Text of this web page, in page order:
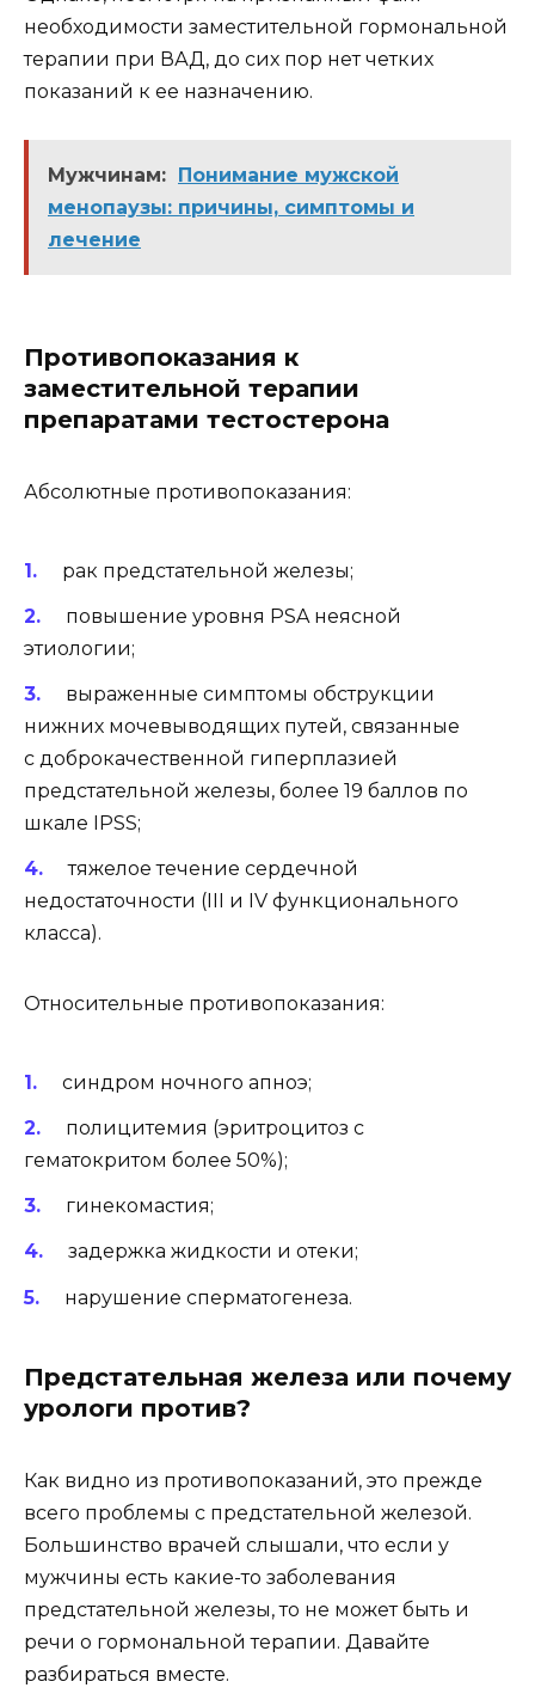
необходимости заместительной гормональной
терапии при ВАД, до сих пор нет четких
показаний к ее назначению.
Мужчинам:
Понимание мужской
менопаузы: причины, симптомы и
лечение
Противопоказания к
заместительной терапии
препаратами тестостерона
Абсолютные противопоказания:
рак предстательной железы;
повышение уровня PSA неясной
этиологии;
выраженные симптомы обструкции
нижних мочевыводящих путей, связанные
с доброкачественной гиперплазией
предстательной железы, более 19 баллов по
шкале IPSS;
тяжелое течение сердечной
недостаточности (III и IV функционального
класса).
Относительные противопоказания:
синдром ночного апноэ;
полицитемия (эритроцитоз с
гематокритом более 50%);
гинекомастия;
задержка жидкости и отеки;
нарушение сперматогенеза.
Предстательная железа или почему
урологи против?
Как видно из противопоказаний, это прежде
всего проблемы с предстательной железой.
Большинство врачей слышали, что если у
мужчины есть какие-то заболевания
предстательной железы, то не может быть и
речи о гормональной терапии. Давайте
разбираться вместе.